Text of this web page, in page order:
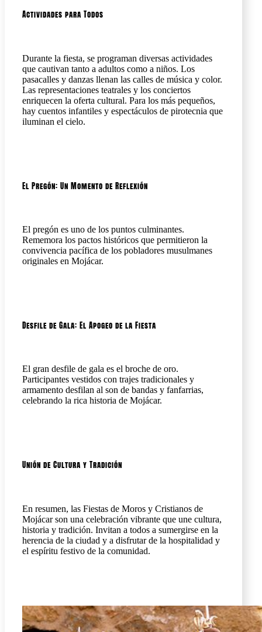
Actividades para Todos
Durante la fiesta, se programan diversas actividades
que cautivan tanto a adultos como a niños. Los
pasacalles y danzas llenan las calles de música y color.
Las representaciones teatrales y los conciertos
enriquecen la oferta cultural. Para los más pequeños,
hay cuentos infantiles y espectáculos de pirotecnia que
iluminan el cielo.
El Pregón: Un Momento de Reflexión
El pregón es uno de los puntos culminantes.
Rememora los pactos históricos que permitieron la
convivencia pacífica de los pobladores musulmanes
originales en Mojácar.
Desfile de Gala: El Apogeo de la Fiesta
El gran desfile de gala es el broche de oro.
Participantes vestidos con trajes tradicionales y
armamento desfilan al son de bandas y fanfarrias,
celebrando la rica historia de Mojácar.
Unión de Cultura y Tradición
En resumen, las Fiestas de Moros y Cristianos de
Mojácar son una celebración vibrante que une cultura,
historia y tradición. Invitan a todos a sumergirse en la
herencia de la ciudad y a disfrutar de la hospitalidad y
el espíritu festivo de la comunidad.